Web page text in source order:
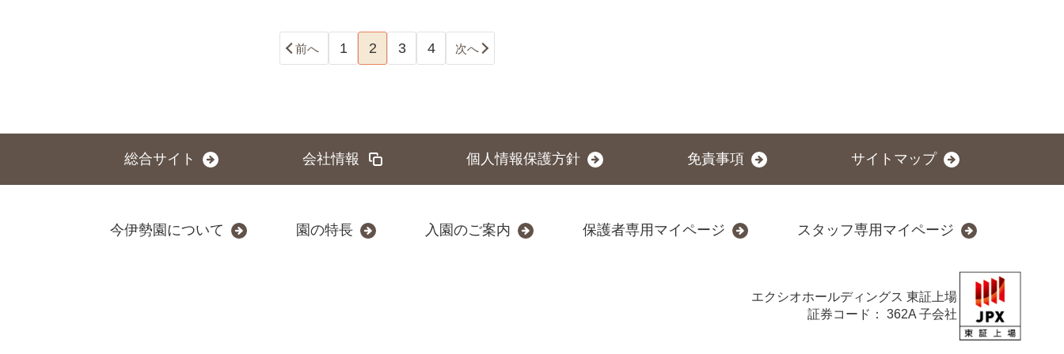
前へ 1 2 3 4 次へ
総合サイト 会社情報 個人情報保護方針 免責事項 サイトマップ
今伊勢園について 園の特長 入園のご案内 保護者専用マイページ スタッフ専用マイページ
エクシオホールディングス 東証上場
証券コード： 362A 子会社